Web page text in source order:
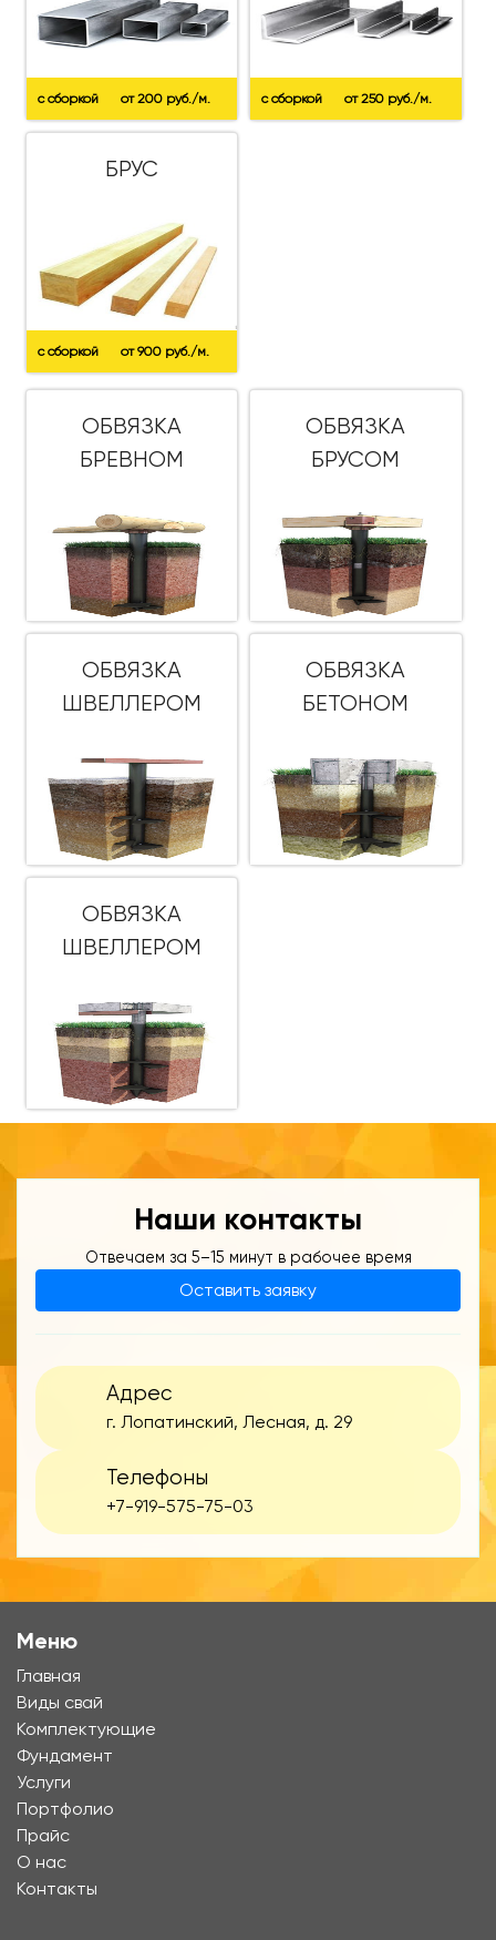
с сборкой от 200 руб./м. с сборкой от 250 руб./м.
БРУС
с сборкой от 900 руб./м.
ОБВЯЗКА
БРЕВНОМ
ОБВЯЗКА
БРУСОМ
ОБВЯЗКА
ШВЕЛЛЕРОМ
ОБВЯЗКА
БЕТОНОМ
ОБВЯЗКА
ШВЕЛЛЕРОМ
Наши контакты
Отвечаем за 5–15 минут в рабочее время
Оставить заявку
Адрес
г. Лопатинский, Лесная, д. 29
Телефоны
+7-919-575-75-03
Меню
Главная
Виды свай
Комплектующие
Фундамент
Услуги
Портфолио
Прайс
О нас
Контакты